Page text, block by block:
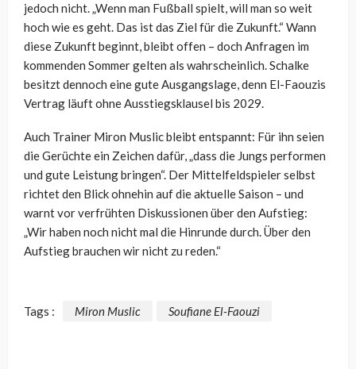
jedoch nicht. „Wenn man Fußball spielt, will man so weit
hoch wie es geht. Das ist das Ziel für die Zukunft.“ Wann
diese Zukunft beginnt, bleibt offen – doch Anfragen im
kommenden Sommer gelten als wahrscheinlich. Schalke
besitzt dennoch eine gute Ausgangslage, denn El-Faouzis
Vertrag läuft ohne Ausstiegsklausel bis 2029.
Auch Trainer Miron Muslic bleibt entspannt: Für ihn seien
die Gerüchte ein Zeichen dafür, „dass die Jungs performen
und gute Leistung bringen“. Der Mittelfeldspieler selbst
richtet den Blick ohnehin auf die aktuelle Saison – und
warnt vor verfrühten Diskussionen über den Aufstieg:
„Wir haben noch nicht mal die Hinrunde durch. Über den
Aufstieg brauchen wir nicht zu reden.“
Tags : Miron Muslic Soufiane El-Faouzi